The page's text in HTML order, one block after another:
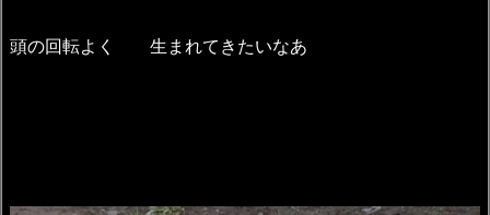
頭の回転よく 生まれてきたいなあ